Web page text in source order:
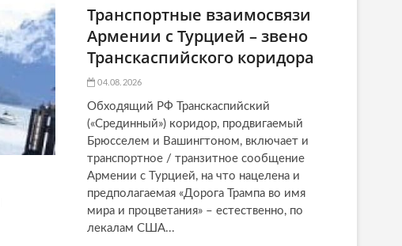
Транспортные взаимосвязи
Армении с Турцией – звено
Транскаспийского коридора
04.08.2026
Обходящий РФ Транскаспийский
(«Срединный») коридор, продвигаемый
Брюсселем и Вашингтоном, включает и
транспортное / транзитное сообщение
Армении с Турцией, на что нацелена и
предполагаемая «Дорога Трампа во имя
мира и процветания» – естественно, по
лекалам США...